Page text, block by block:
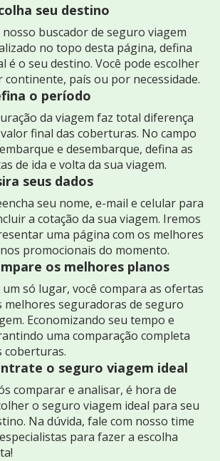
seu destino
nosso buscador de seguro viagem
no topo desta página, defina
é o seu destino. Você pode escolher
continente, país ou por necessidade.
o período
da viagem faz total diferença
final das coberturas. No campo
e desembarque, defina as
de ida e volta da sua viagem.
seus dados
seu nome, e-mail e celular para
a cotação da sua viagem. Iremos
uma página com os melhores
promocionais do momento.
os melhores planos
um só lugar, você compara as ofertas
melhores seguradoras de seguro
Economizando seu tempo e
uma comparação completa
coberturas.
o seguro viagem ideal
comparar e analisar, é hora de
o seguro viagem ideal para seu
Na dúvida, fale com nosso time
para fazer a escolha